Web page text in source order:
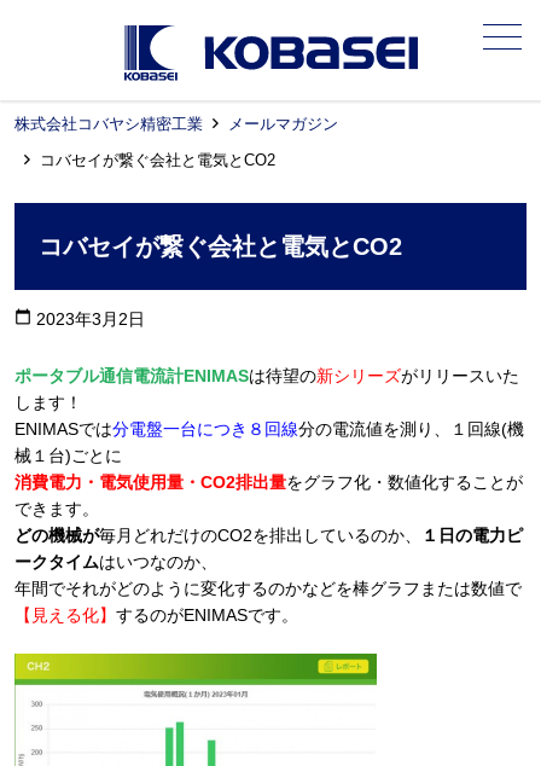
メニュー
株式会社コバヤシ精密工業
メールマガジン
コバセイが繋ぐ会社と電気とCO2
コバセイが繋ぐ会社と電気とCO2
calendar_today 2023年3月2日
ポータブル通信電流計ENIMASは待望の新シリーズがリリースいた
します！
ENIMASでは分電盤一台につき８回線分の電流値を測り、１回線(機
械１台)ごとに
消費電力・電気使用量・CO2排出量をグラフ化・数値化することが
できます。
どの機械が毎月どれだけのCO2を排出しているのか、
１日の電力ピ
ークタイムはいつなのか、
年間でそれがどのように変化するのかなどを棒グラフまたは数値で
【見える化】 するのがENIMASです。